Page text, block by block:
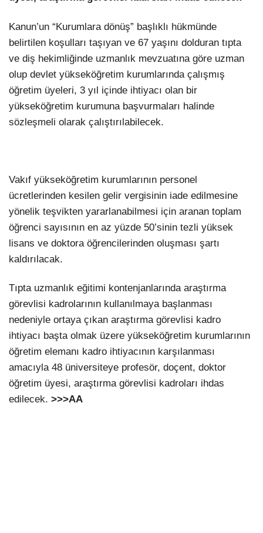
Kanun’un “Kurumlara dönüş” başlıklı hükmünde
belirtilen koşulları taşıyan ve 67 yaşını dolduran tıpta
ve diş hekimliğinde uzmanlık mevzuatına göre uzman
olup devlet yükseköğretim kurumlarında çalışmış
öğretim üyeleri, 3 yıl içinde ihtiyacı olan bir
yükseköğretim kurumuna başvurmaları halinde
sözleşmeli olarak çalıştırılabilecek.
Vakıf yükseköğretim kurumlarının personel
ücretlerinden kesilen gelir vergisinin iade edilmesine
yönelik teşvikten yararlanabilmesi için aranan toplam
öğrenci sayısının en az yüzde 50’sinin tezli yüksek
lisans ve doktora öğrencilerinden oluşması şartı
kaldırılacak.
Tıpta uzmanlık eğitimi kontenjanlarında araştırma
görevlisi kadrolarının kullanılmaya başlanması
nedeniyle ortaya çıkan araştırma görevlisi kadro
ihtiyacı başta olmak üzere yükseköğretim kurumlarının
öğretim elemanı kadro ihtiyacının karşılanması
amacıyla 48 üniversiteye profesör, doçent, doktor
öğretim üyesi, araştırma görevlisi kadroları ihdas
edilecek. >>>AA